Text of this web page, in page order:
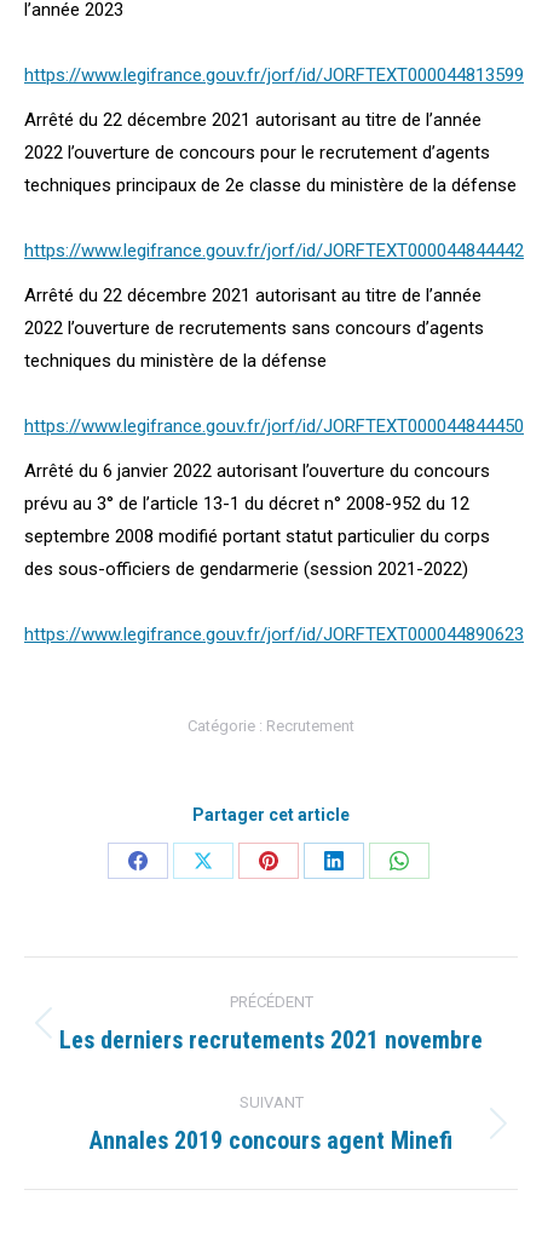
l’année 2023
https://www.legifrance.gouv.fr/jorf/id/JORFTEXT000044813599
Arrêté du 22 décembre 2021 autorisant au titre de l’année
2022 l’ouverture de concours pour le recrutement d’agents
techniques principaux de 2e classe du ministère de la défense
https://www.legifrance.gouv.fr/jorf/id/JORFTEXT000044844442
Arrêté du 22 décembre 2021 autorisant au titre de l’année
2022 l’ouverture de recrutements sans concours d’agents
techniques du ministère de la défense
https://www.legifrance.gouv.fr/jorf/id/JORFTEXT000044844450
Arrêté du 6 janvier 2022 autorisant l’ouverture du concours
prévu au 3° de l’article 13-1 du décret n° 2008-952 du 12
septembre 2008 modifié portant statut particulier du corps
des sous-officiers de gendarmerie (session 2021-2022)
https://www.legifrance.gouv.fr/jorf/id/JORFTEXT000044890623
Catégorie : Recrutement
Partager cet article
PartagerPartagerPartagerPartagerPartager
article
PRÉCÉDENT
Article
:
Les derniers recrutements 2021 novembre
SUIVANT
Article
Annales 2019 concours agent Minefi